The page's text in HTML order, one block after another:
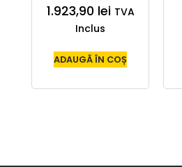
1.923,90 lei TVA
Inclus
ADAUGĂ ÎN COȘ